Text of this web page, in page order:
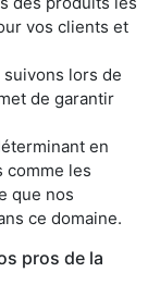
vos clients et
lors de
de garantir
en
comme les
que nos
ce domaine.
pros de la